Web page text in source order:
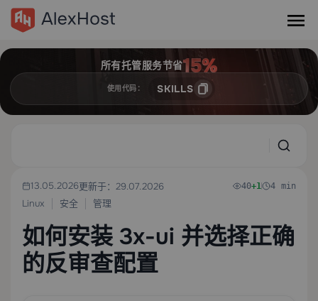
所有托管服务节省
使用代码： SKILLS
13.05.2026更新于：29.07.2026
Linux
安全 管理
40+1 4 min
如何安装 3x-ui 并选择正确
的反审查配置